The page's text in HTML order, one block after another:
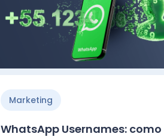
Marketing
WhatsApp Usernames: como